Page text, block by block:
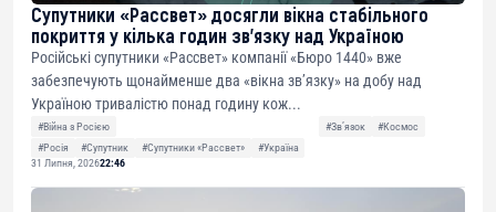
Супутники «Рассвет» досягли вікна стабільного
покриття у кілька годин зв’язку над Україною
Російські супутники «Рассвет» компанії «Бюро 1440» вже
забезпечують щонайменше два «вікна зв’язку» на добу над
Україною тривалістю понад годину кож...
#Війна з Росією #Звʼязок
#Космос
#Росія
#Супутник #Супутники «Рассвет»
#Україна
31 Липня, 202622:46